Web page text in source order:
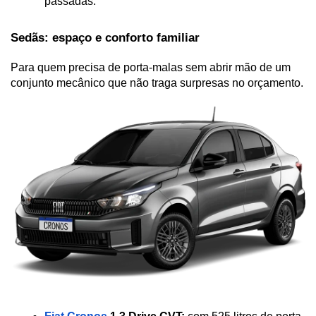
Sedãs: espaço e conforto familiar
Para quem precisa de porta-malas sem abrir mão de um
conjunto mecânico que não traga surpresas no orçamento.